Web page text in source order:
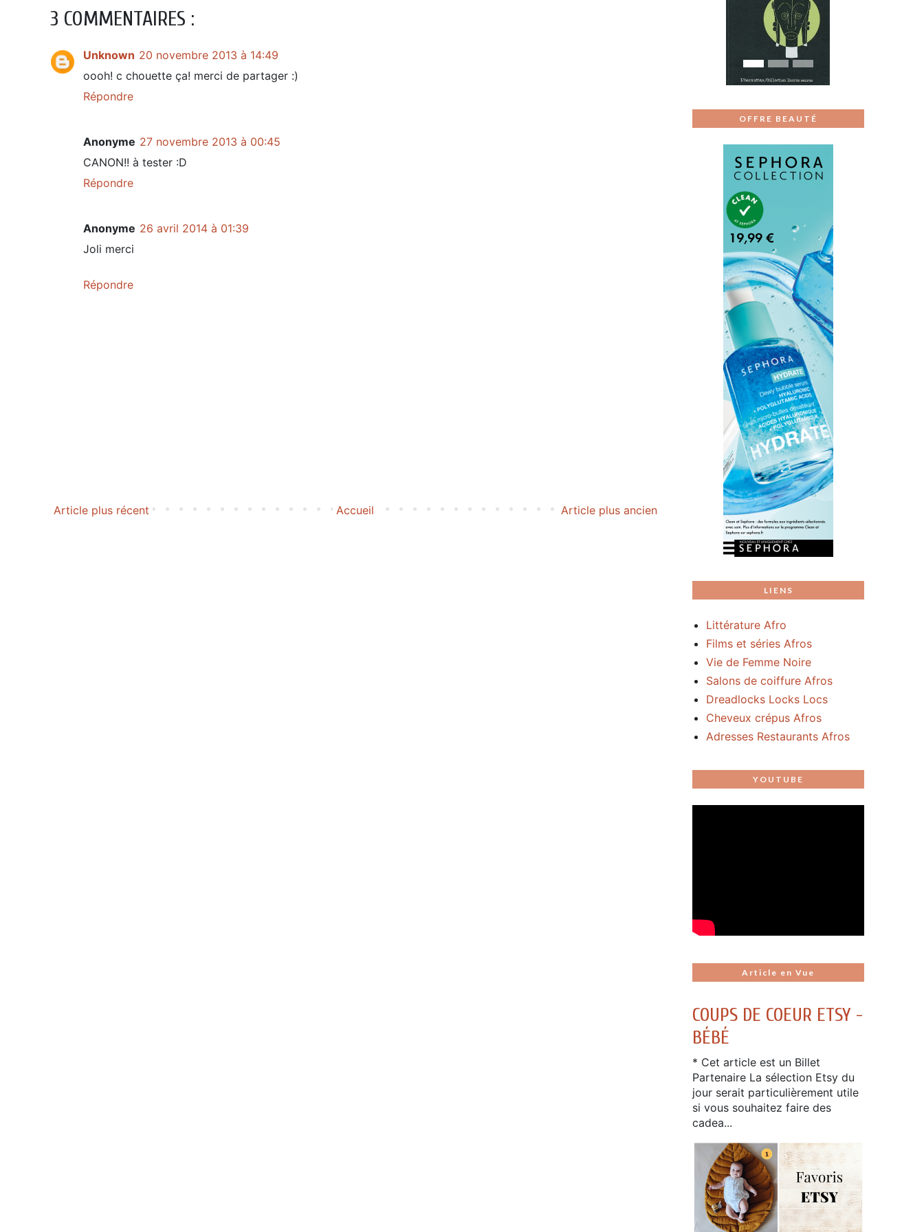
3 COMMENTAIRES :
Unknown 20 novembre 2013 à 14:49
oooh! c chouette ça! merci de partager :)
Répondre
Anonyme 27 novembre 2013 à 00:45
CANON!! à tester :D
Répondre
Anonyme 26 avril 2014 à 01:39
Joli merci
Répondre
Article plus récent Article plus ancien
Accueil
Previous
OFFRE BEAUTÉ
LIENS
Littérature Afro
Films et séries Afros
Vie de Femme Noire
Salons de coiffure Afros
Dreadlocks Locks Locs
Cheveux crépus Afros
Adresses Restaurants Afros
YOUTUBE
Article en Vue
COUPS DE COEUR ETSY -
BÉBÉ
* Cet article est un Billet
Partenaire La sélection Etsy du
jour serait particulièrement utile
si vous souhaitez faire des
cadea...